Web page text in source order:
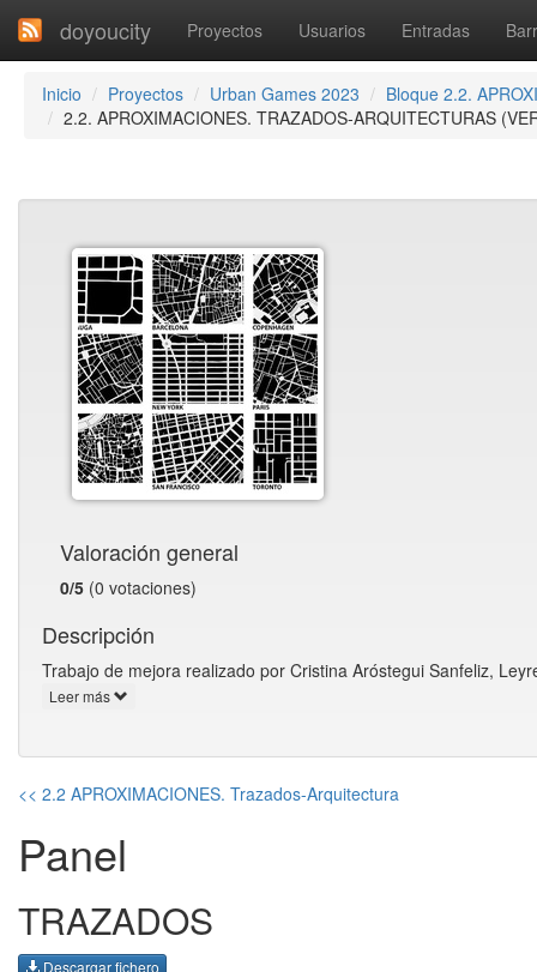
doyoucity Proyectos Usuarios Entradas
Inicio Proyectos Urban Games 2023
Bloque 2.2.
2.2. APROXIMACIONES. TRAZADOS-ARQUITECTURAS
Valoración general
0/5 (0 votaciones)
Descripción
Trabajo de mejora realizado por Cristina Aróstegui Sanfeliz,
Leer más
<< 2.2 APROXIMACIONES. Trazados-Arquitectura
Panel
TRAZADOS
Descargar fichero